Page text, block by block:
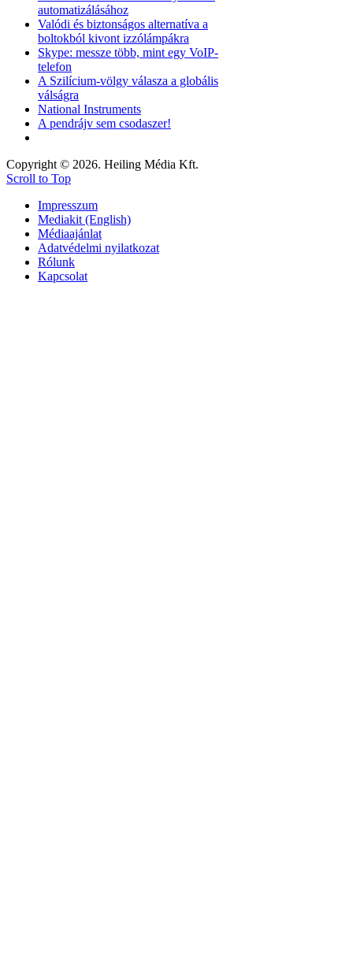
automatizálásához
Valódi és biztonságos alternatíva a
boltokból kivont izzólámpákra
Skype: messze több, mint egy VoIP-
telefon
A Szilícium-völgy válasza a globális
válságra
National Instruments
A pendrájv sem csodaszer!
Copyright © 2026. Heiling Média Kft.
Scroll to Top
Impresszum
Mediakit (English)
Médiaajánlat
Adatvédelmi nyilatkozat
Rólunk
Kapcsolat